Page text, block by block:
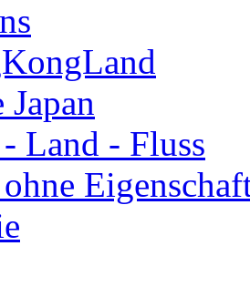
Japan
Land - Fluss